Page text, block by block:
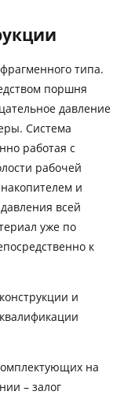
типа.
поршня
давление
Система
работая с
рабочей
и
всей
уже по
к
и
на
– залог